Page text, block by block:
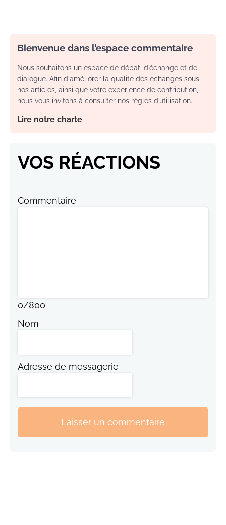
Bienvenue dans l’espace commentaire
Nous souhaitons un espace de débat, d’échange et de
dialogue. Afin d'améliorer la qualité des échanges sous
nos articles, ainsi que votre expérience de contribution,
nous vous invitons à consulter nos règles d’utilisation.
Lire notre charte
VOS RÉACTIONS
Commentaire
0/800
Nom
Adresse de messagerie
Laisser un commentaire